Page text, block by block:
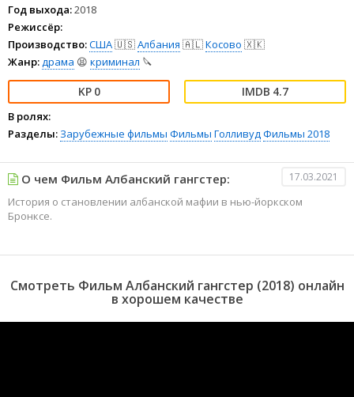
Год выхода:2018
Режиссёр:
Производство:США🇺🇸Албания 🇦🇱Косово 🇽🇰
Жанр:драма 😫 криминал 🔪
0 4.7
В ролях:
Разделы: Зарубежные фильмы Фильмы ГолливудФильмы 2018
О чем Фильм Албанский гангстер: 17.03.2021
История о становлении албанской мафии в нью-йоркском
Бронксе.
Смотреть Фильм Албанский гангстер (2018) онлайн
в хорошем качестве